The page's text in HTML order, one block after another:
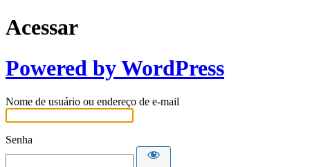
Acessar
Powered by WordPress
Nome de usuário ou endereço de e-mail
Senha